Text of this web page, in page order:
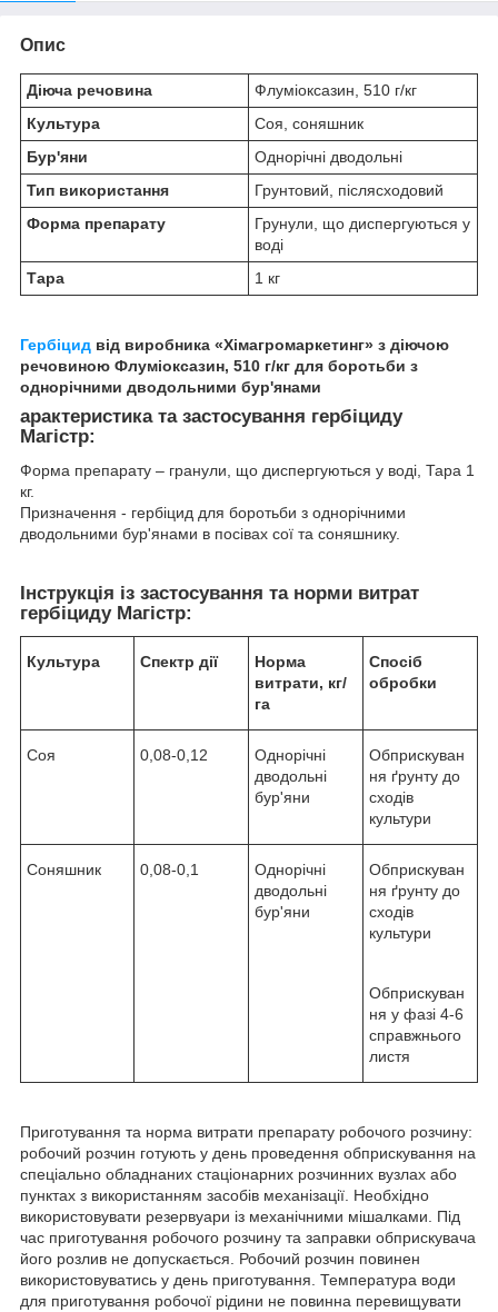
Опис
Діюча речовина
Флуміоксазин, 510 г/кг
Культура
Соя, соняшник
Бур'яни
Однорічні дводольні
Тип використання
Грунтовий, післясходовий
Форма препарату
Грунули, що диспергуються у
воді
Тара
1 кг
Гербіцид від виробника «Хімагромаркетинг» з діючою
речовиною Флуміоксазин, 510 г/кг для боротьби з
однорічними дводольними бур'янами
арактеристика та застосування гербіциду
Магістр:
Форма препарату – гранули, що диспергуються у воді, Тара 1
кг.
Призначення - гербіцид для боротьби з однорічними
дводольними бур'янами в посівах сої та соняшнику.
Інструкція із застосування та норми витрат
гербіциду Магістр:
Культура Спектр дії
Норма
витрати, кг/
га
Спосіб
обробки
Соя 0,08-0,12
Однорічні
дводольні
бур'яни
Обприскуван
ня ґрунту до
сходів
культури
Соняшник 0,08-0,1
Однорічні
дводольні
бур'яни
Обприскуван
ня ґрунту до
сходів
культури
Обприскуван
ня у фазі 4-6
справжнього
листя
Приготування та норма витрати препарату робочого розчину:
робочий розчин готують у день проведення обприскування на
спеціально обладнаних стаціонарних розчинних вузлах або
пунктах з використанням засобів механізації. Необхідно
використовувати резервуари із механічними мішалками. Під
час приготування робочого розчину та заправки обприскувача
його розлив не допускається. Робочий розчин повинен
використовуватись у день приготування. Температура води
для приготування робочої рідини не повинна перевищувати